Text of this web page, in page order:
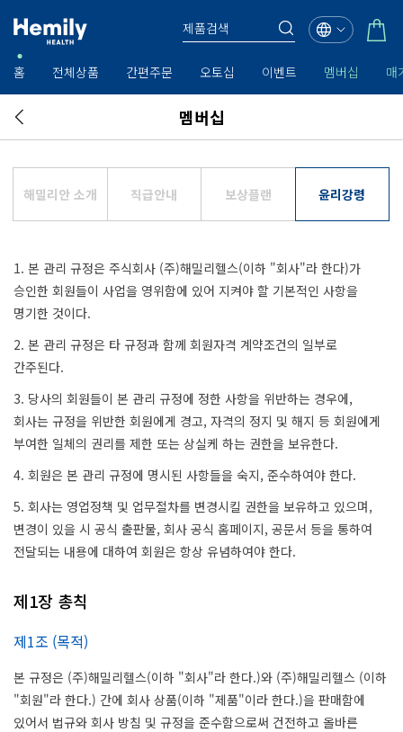
홈 전체상품 간편주문 오토십 이벤트 멤버십 매
멤버십
해밀리안 소개 직급안내 보상플랜 윤리강령
1. 본 관리 규정은 주식회사 (주)해밀리헬스(이하 "회사"라 한다)가
승인한 회원들이 사업을 영위함에 있어 지켜야 할 기본적인 사항을
명기한 것이다.
2. 본 관리 규정은 타 규정과 함께 회원자격 계약조건의 일부로
간주된다.
3. 당사의 회원들이 본 관리 규정에 정한 사항을 위반하는 경우에,
회사는 규정을 위반한 회원에게 경고, 자격의 정지 및 해지 등 회원에게
부여한 일체의 권리를 제한 또는 상실케 하는 권한을 보유한다.
4. 회원은 본 관리 규정에 명시된 사항들을 숙지, 준수하여야 한다.
5. 회사는 영업정책 및 업무절차를 변경시킬 권한을 보유하고 있으며,
변경이 있을 시 공식 출판물, 회사 공식 홈페이지, 공문서 등을 통하여
전달되는 내용에 대하여 회원은 항상 유념하여야 한다.
제1장 총칙
제1조 (목적)
본 규정은 (주)해밀리헬스(이하 "회사"라 한다.)와 (주)해밀리헬스 (이하
"회원"라 한다.) 간에 회사 상품(이하 "제품"이라 한다.)을 판매함에
있어서 법규와 회사 방침 및 규정을 준수함으로써 건전하고 올바른